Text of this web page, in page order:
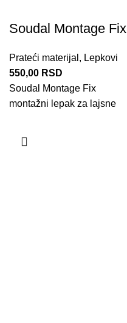
Soudal Montage Fix
Prateći materijal , Lepkovi
550,00 RSD
Soudal Montage Fix
montažni lepak za lajsne